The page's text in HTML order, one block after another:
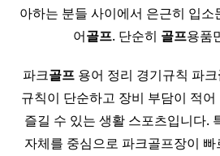
아하는 분들 사이에서 은근히 입소
어골프. 단순히 골프용품
파크골프 용어 정리 경기규칙 파크
규칙이 단순하고 장비 부담이 적
즐길 수 있는 생활 스포츠입니다.
자체를 중심으로 파크골프장이